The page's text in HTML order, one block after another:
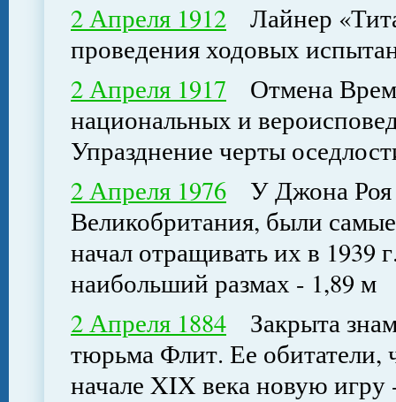
2 Апреля 1912 Лайнер
проведения ходовых
2 Апреля 1917 Отмена
национальных и
Упразднение черты
2 Апреля 1976 У Джона Роя
Великобритания, были
начал отращивать их в
наибольший размах - 1,89 м
2 Апреля 1884 Закрыта
тюрьма Флит. Ее обитатели,
начале XIX века новую игру